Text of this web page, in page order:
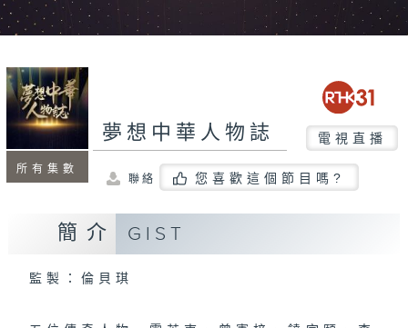
所有集數
夢想中華人物誌 電視直播
聯絡 您喜歡這個節目嗎?
簡介 GIST
監製：倫貝琪